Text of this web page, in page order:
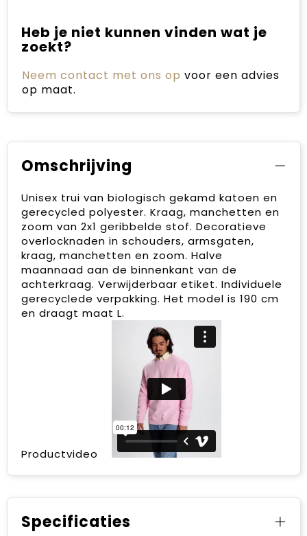
Heb je niet kunnen vinden wat je
zoekt?
Neem contact met ons op voor een advies
op maat.
Omschrijving
Unisex trui van biologisch gekamd katoen en
gerecycled polyester. Kraag, manchetten en
zoom van 2x1 geribbelde stof. Decoratieve
overlocknaden in schouders, armsgaten,
kraag, manchetten en zoom. Halve
maannaad aan de binnenkant van de
achterkraag. Verwijderbaar etiket. Individuele
gerecyclede verpakking. Het model is 190 cm
en draagt maat L.
Productvideo
Specificaties